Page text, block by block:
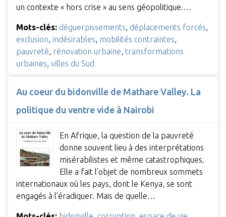
un contexte « hors crise » au sens géopolitique.…
Mots-clés: déguerpissements, déplacements forcés,
exclusion, indésirables, mobilités contraintes,
pauvreté, rénovation urbaine, transformations
urbaines, villes du Sud
Au coeur du bidonville de Mathare Valley. La
politique du ventre vide à Nairobi
En Afrique, la question de la pauvreté
donne souvent lieu à des interprétations
misérabilistes et même catastrophiques.
Elle a fait l’objet de nombreux sommets
internationaux où les pays, dont le Kenya, se sont
engagés à l’éradiquer. Mais de quelle…